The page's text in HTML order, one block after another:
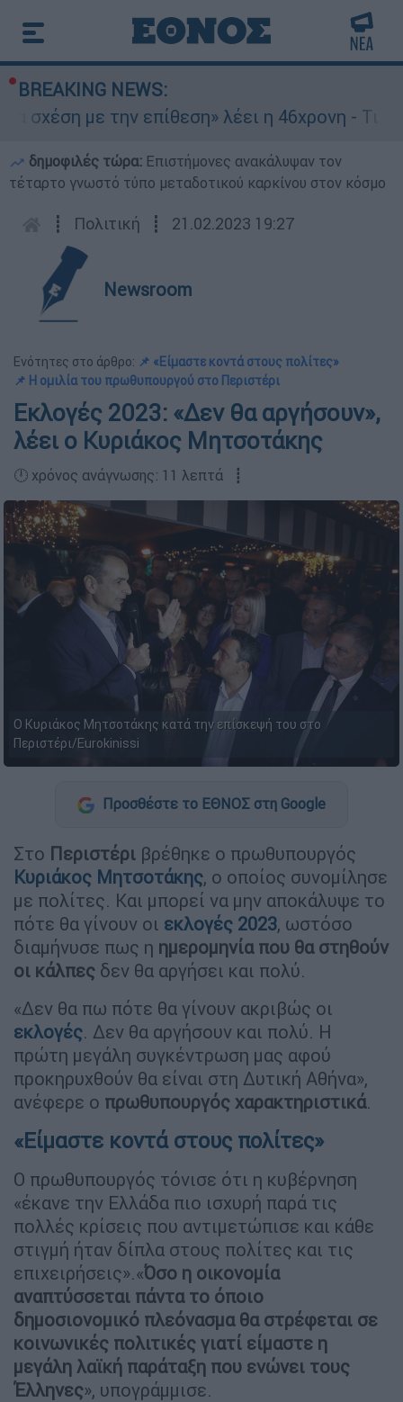
BREAKING NEWS:
την επίθεση» λέει η 46χρονη - Τι
δημοφιλές τώρα: Επιστήμονες ανακάλυψαν τον
τέταρτο γνωστό τύπο μεταδοτικού καρκίνου στον κόσμο
┋ Πολιτική ┋ 21.02.2023 19:27
Newsroom
Ενότητες στο άρθρο: 📌 «Είμαστε κοντά στους πολίτες»
📌 Η ομιλία του πρωθυπουργού στο Περιστέρι
Εκλογές 2023: «Δεν θα αργήσουν»,
λέει ο Κυριάκος Μητσοτάκης
🕛 χρόνος ανάγνωσης: 11 λεπτά ┋
Ο Κυριάκος Μητσοτάκης κατά την επίσκεψή του στο
Περιστέρι/Eurokinissi
Προσθέστε το ΕΘΝΟΣ στη Google
Στο Περιστέρι βρέθηκε ο πρωθυπουργός
Κυριάκος Μητσοτάκης, ο οποίος συνομίλησε
με πολίτες. Και μπορεί να μην αποκάλυψε το
πότε θα γίνουν οι εκλογές 2023, ωστόσο
διαμήνυσε πως η ημερομηνία που θα στηθούν
οι κάλπες δεν θα αργήσει και πολύ.
«Δεν θα πω πότε θα γίνουν ακριβώς οι
εκλογές. Δεν θα αργήσουν και πολύ. Η
πρώτη μεγάλη συγκέντρωση μας αφού
προκηρυχθούν θα είναι στη Δυτική Αθήνα»,
ανέφερε ο πρωθυπουργός χαρακτηριστικά.
«Είμαστε κοντά στους πολίτες»
Ο πρωθυπουργός τόνισε ότι η κυβέρνηση
«έκανε την Ελλάδα πιο ισχυρή παρά τις
πολλές κρίσεις που αντιμετώπισε και κάθε
στιγμή ήταν δίπλα στους πολίτες και τις
επιχειρήσεις».«Όσο η οικονομία
αναπτύσσεται πάντα το όποιο
δημοσιονομικό πλεόνασμα θα στρέφεται σε
κοινωνικές πολιτικές γιατί είμαστε η
μεγάλη λαϊκή παράταξη που ενώνει τους
Έλληνες», υπογράμμισε.